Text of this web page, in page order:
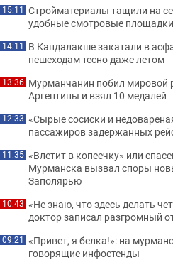
15:11 Стройматериалы тащили на
удобные смотровые площадки
14:11 В Кандалакше закатали в
пешеходам тесно даже летом
13:36 Мурманчанин побил мировой
Аргентины и взял 10 медалей
12:33 «Сырые сосиски и
пассажиров задержанных
11:35 «Влетит в копеечку» или
Мурманска вызвал споры
Заполярью
10:43 «Не знаю, что здесь делать
доктор записал разгромный
09:21 «Привет, я белка!»: на
говорящие инфостенды